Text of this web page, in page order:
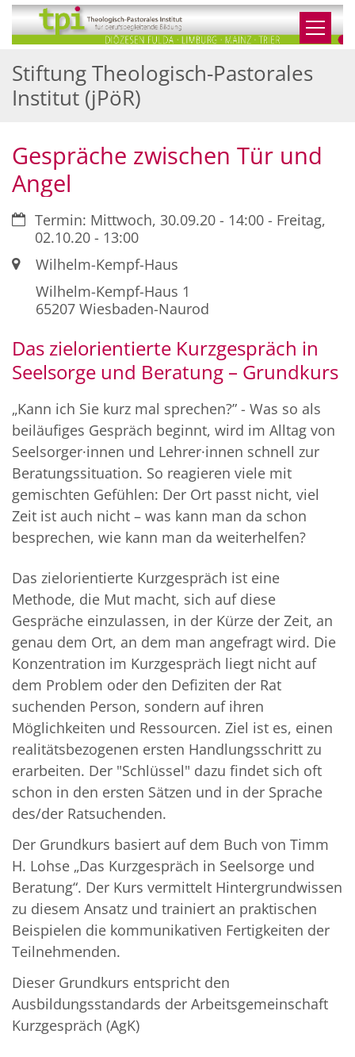
Zum Inhalt springen
Stiftung Theologisch-Pastorales
Institut (jPöR)
Gespräche zwischen Tür und
Angel
Datum:Termin: Mittwoch, 30.09.20 - 14:00 - Freitag,
02.10.20 - 13:00
Ort:Wilhelm-Kempf-Haus
Wilhelm-Kempf-Haus 1
65207 Wiesbaden-Naurod
Das zielorientierte Kurzgespräch in
Seelsorge und Beratung – Grundkurs
„Kann ich Sie kurz mal sprechen?” - Was so als
beiläufiges Gespräch beginnt, wird im Alltag von
Seelsorger·innen und Lehrer·innen schnell zur
Beratungssituation. So reagieren viele mit
gemischten Gefühlen: Der Ort passt nicht, viel
Zeit ist auch nicht – was kann man da schon
besprechen, wie kann man da weiterhelfen?
Das zielorientierte Kurzgespräch ist eine
Methode, die Mut macht, sich auf diese
Gespräche einzulassen, in der Kürze der Zeit, an
genau dem Ort, an dem man angefragt wird. Die
Konzentration im Kurzgespräch liegt nicht auf
dem Problem oder den Defiziten der Rat
suchenden Person, sondern auf ihren
Möglichkeiten und Ressourcen. Ziel ist es, einen
realitätsbezogenen ersten Handlungsschritt zu
erarbeiten. Der "Schlüssel" dazu findet sich oft
schon in den ersten Sätzen und in der Sprache
des/der Ratsuchenden.
Der Grundkurs basiert auf dem Buch von Timm
H. Lohse „Das Kurzgespräch in Seelsorge und
Beratung“. Der Kurs vermittelt Hintergrundwissen
zu diesem Ansatz und trainiert an praktischen
Beispielen die kommunikativen Fertigkeiten der
Teilnehmenden.
Dieser Grundkurs entspricht den
Ausbildungsstandards der Arbeitsgemeinschaft
Kurzgespräch (AgK)